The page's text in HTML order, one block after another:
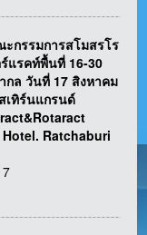
กรรมการสโมสรโร
แรคท์พื้นที่ 16-30
กล วันที่ 17 สิงหาคม
เทิร์นแกรนด์
Ratchaburi